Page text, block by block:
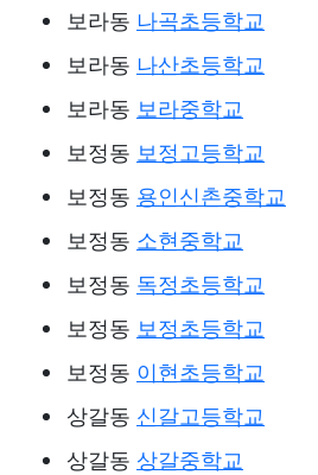
보라동 나곡초등학교
보라동 나산초등학교
보라동 보라중학교
보정동 보정고등학교
보정동 용인신촌중학교
보정동 소현중학교
보정동 독정초등학교
보정동 보정초등학교
보정동 이현초등학교
상갈동 신갈고등학교
상갈동 상갈중학교